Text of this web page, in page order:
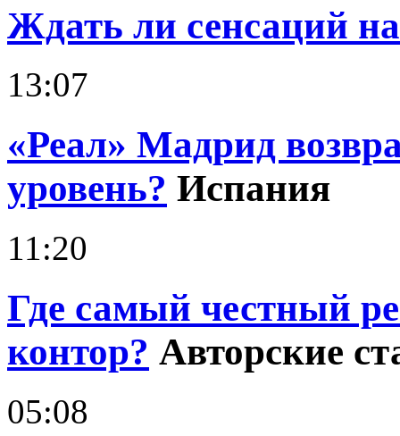
Ждать ли сенсаций
13:07
«Реал» Мадрид
уровень? Испания
11:20
Где самый честный
контор? Авторские
05:08